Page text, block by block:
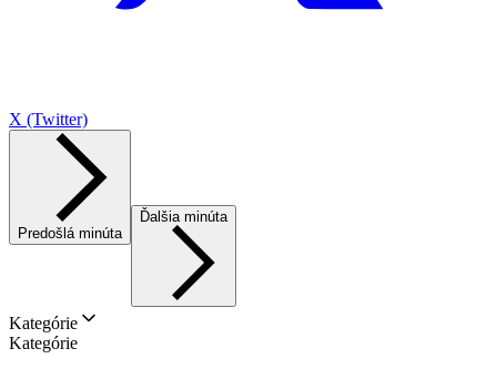
X (Twitter)
Predošlá minúta
Ďalšia minúta
Kategórie
Kategórie